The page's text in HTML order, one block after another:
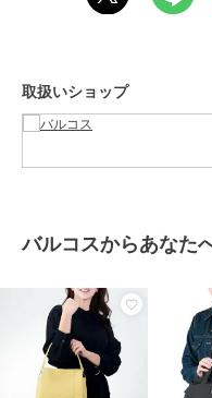
バッグ
カラー
ブラ
サイズ
牛革（
取扱いショップ
バルコスからあなた